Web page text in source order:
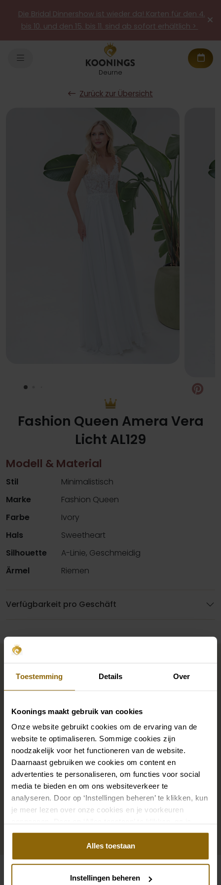
Toestemming Details Over
Koonings maakt gebruik van cookies
Onze website gebruikt cookies om de ervaring van de
website te optimaliseren. Sommige cookies zijn
noodzakelijk voor het functioneren van de website.
Daarnaast gebruiken we cookies om content en
advertenties te personaliseren, om functies voor social
media te bieden en om ons websiteverkeer te
analyseren. Door op ‘Instellingen beheren’ te klikken, kun
je meer lezen over onze cookies en je voorkeuren
akkoord met het gebruik van alle cookies.
Alles toestaan
Instellingen beheren
Die Bridal Dinnershow ist wieder da! Karten für den 4.
bis 10. und den 15. bis 11. sind ab sofort erhältlich >
Deurne
Zurück zur Übersicht
Fashion Queen Amera Vera
Licht AL129
Modell & Material
Stil
Minimalistisch
Marke
Fashion Queen
Farbe
Ivory
Hals
Sweetheart
Silhouette
A-Linie, Geschmeidig
Ärmel
Riemen
Verfügbarkeit pro Geschäft
Vervollständigen Sie Ihren
Brautlook
Die perfekten Brautschuhe unter deinem
Ohrringe, die genau zu deinem Brautkleid passen, oder
ein wunderschöner Schleier, Haarband oder
Haarnadel für deine Brautfrisur: Dein Brautlook ist erst
mit passenden Accessoires komplett. In unserem
großen Accessoire-Shop mit Accessoires für Braut
und Bräutigam findest du die perfekte Ergänzung zu
deinem Kleid oder Hochzeitsanzug.
Zu den Accessoires